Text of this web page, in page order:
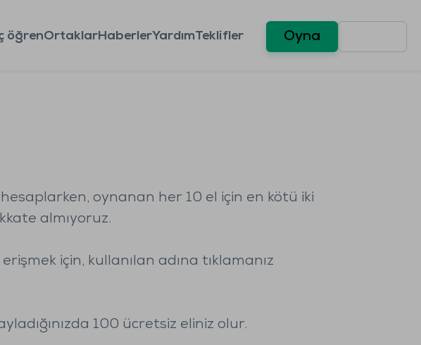
öğrenOrtaklarHaberlerYardımTeklifler Oyna
oynanan her 10 el için en kötü iki
almıyoruz.
için, kullanılan adına tıklamanız
100 ücretsiz eliniz olur.